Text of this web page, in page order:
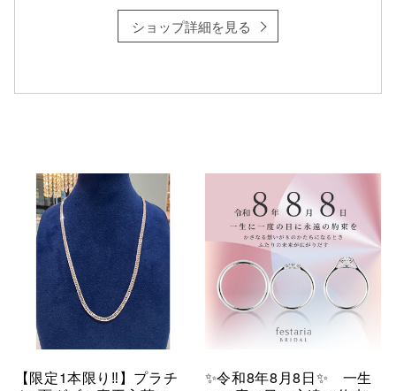
ショップ詳細を見る
【限定1本限り‼︎】プラチ
✨令和8年8月8日✨ 一生